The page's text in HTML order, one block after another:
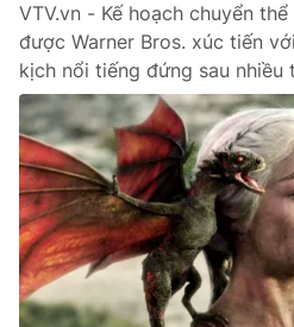
VTV.vn - Kế hoạch chuyển
được Warner Bros. xúc tiến
kịch nổi tiếng đứng sau nhiều